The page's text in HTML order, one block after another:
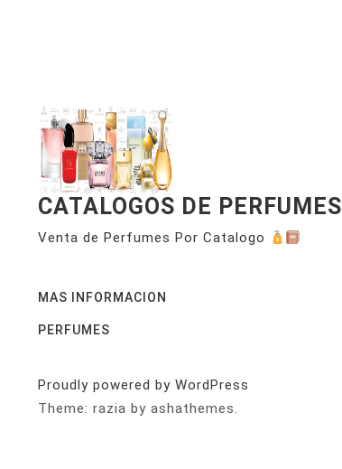
CATALOGOS DE PERFUMES
Venta de Perfumes Por Catalogo
MAS INFORMACION
PERFUMES
Proudly powered by WordPress
Theme: razia by ashathemes.